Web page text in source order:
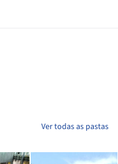
Ver todas as pastas